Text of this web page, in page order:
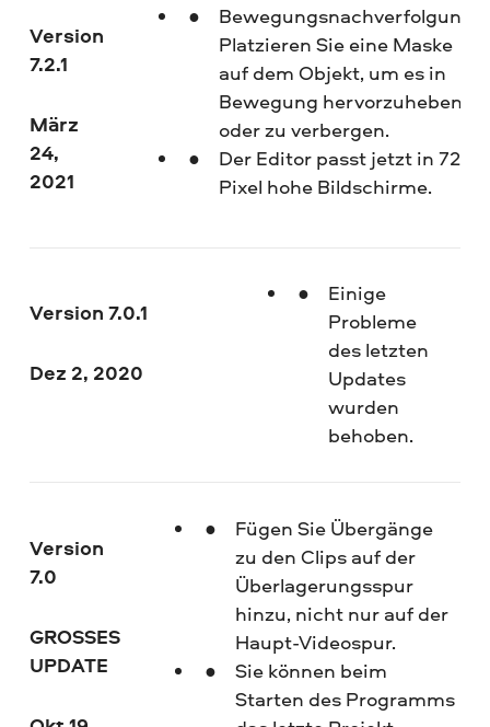
Version
7.2.1
März
24,
2021
Bewegungsnachverfolgung.
Platzieren Sie eine Maske
auf dem Objekt, um es in
Bewegung hervorzuheben
oder zu verbergen.
Der Editor passt jetzt in 720
Pixel hohe Bildschirme.
Version 7.0.1
Dez 2, 2020
Einige
Probleme
des letzten
Updates
wurden
behoben.
Version
7.0
GROSSES
UPDATE
Fügen Sie Übergänge
zu den Clips auf der
Überlagerungsspur
hinzu, nicht nur auf der
Haupt-Videospur.
Sie können beim
Starten des Programms